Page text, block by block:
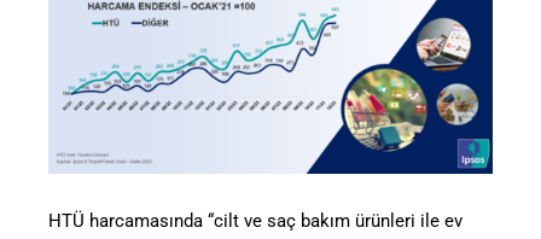
HTÜ harcamasında “cilt ve saç bakım ürünleri ile ev